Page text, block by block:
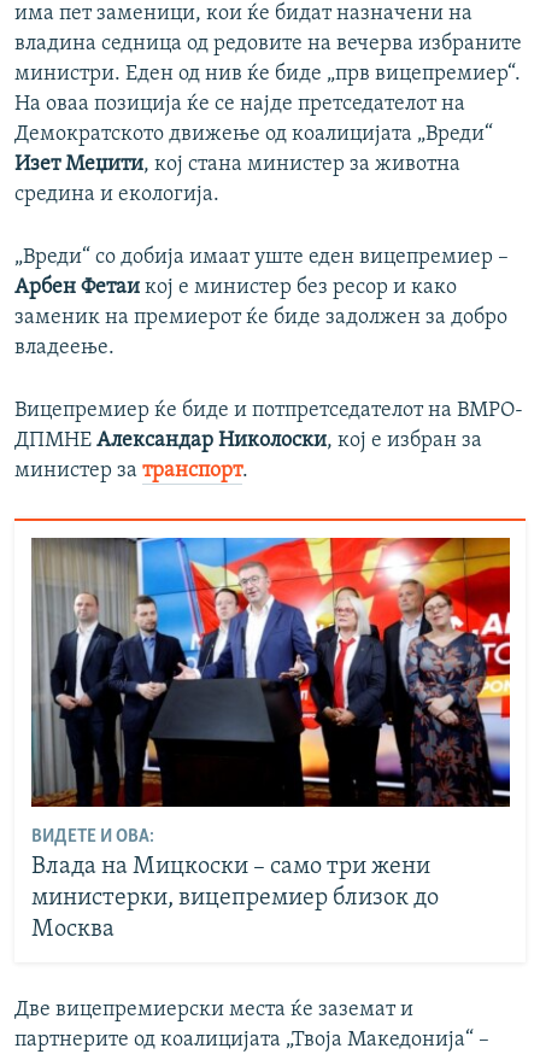
има пет заменици, кои ќе бидат назначени на
владина седница од редовите на вечерва избраните
министри. Еден од нив ќе биде „прв вицепремиер“.
На оваа позиција ќе се најде претседателот на
Демократското движење од коалицијата „Вреди“
Изет Меџити, кој стана министер за животна
средина и екологија.
„Вреди“ со добија имаат уште еден вицепремиер –
Арбен Фетаи кој е министер без ресор и како
заменик на премиерот ќе биде задолжен за добро
владеење.
Вицепремиер ќе биде и потпретседателот на ВМРО-
ДПМНЕ Александар Николоски, кој е избран за
министер за транспорт.
ВИДЕТЕ И ОВА:
Влада на Мицкоски – само три жени
министерки, вицепремиер близок до
Москва
Две вицепремиерски места ќе заземат и
партнерите од коалицијата „Твоја Македонија“ –